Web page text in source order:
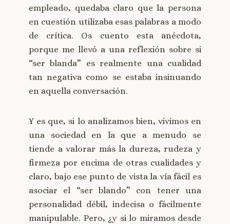
empleado, quedaba claro que la persona
en cuestión utilizaba esas palabras a modo
de crítica. Os cuento esta anécdota,
porque me llevó a una reflexión sobre si
“ser blanda” es realmente una cualidad
tan negativa como se estaba insinuando
en aquella conversación.
Y es que, si lo analizamos bien, vivimos en
una sociedad en la que a menudo se
tiende a valorar más la dureza, rudeza y
firmeza por encima de otras cualidades y
claro, bajo ese punto de vista la vía fácil es
asociar el “ser blando” con tener una
personalidad débil, indecisa o fácilmente
manipulable. Pero, ¿y si lo miramos desde